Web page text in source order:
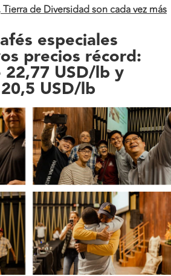
de Diversidad son cada vez más
especiales
precios récord:
USD/lb y
USD/lb